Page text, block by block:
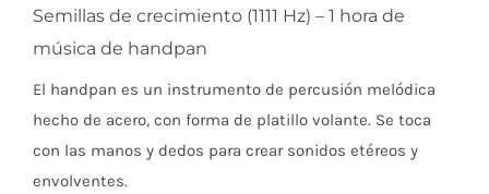
Semillas de crecimiento (1111 Hz) – 1 hora de
música de handpan
El handpan es un instrumento de percusión melódica
hecho de acero, con forma de platillo volante. Se toca
con las manos y dedos para crear sonidos etéreos y
envolventes.